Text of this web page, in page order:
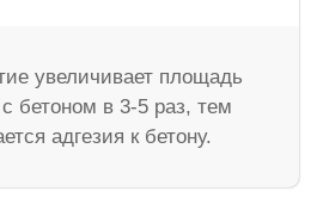
увеличивает площадь
бетоном в 3-5 раз, тем
адгезия к бетону.